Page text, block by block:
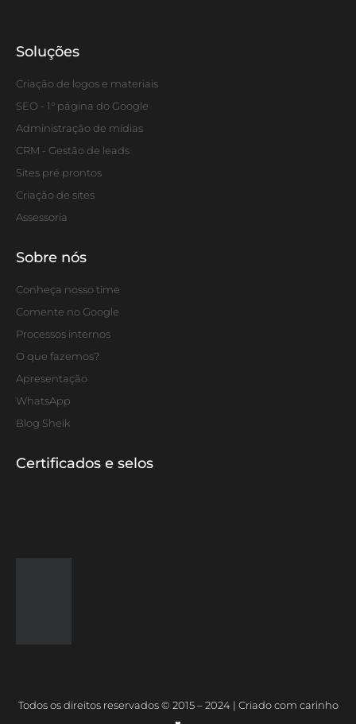
Soluções
Criação de logos e materiais
SEO - 1° página do Google
Administração de mídias
CRM - Gestão de leads
Sites pré prontos
Criação de sites
Assessoria
Sobre nós
Conheça nosso time
Comente no Google
Processos internos
O que fazemos?
Apresentação
WhatsApp
Blog Sheik
Certificados e selos
Todos os direitos reservados © 2015 – 2024 | Criado com carinho